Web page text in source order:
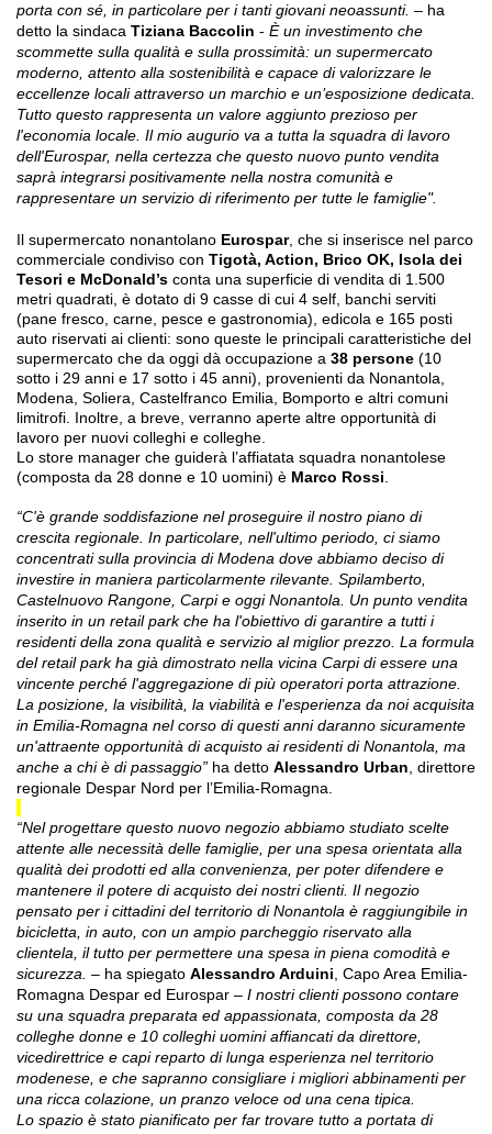
porta con sé, in particolare per i tanti giovani neoassunti. – ha
detto la sindaca Tiziana Baccolin - È un investimento che
scommette sulla qualità e sulla prossimità: un supermercato
moderno, attento alla sostenibilità e capace di valorizzare le
eccellenze locali attraverso un marchio e un’esposizione dedicata.
Tutto questo rappresenta un valore aggiunto prezioso per
l'economia locale. Il mio augurio va a tutta la squadra di lavoro
dell'Eurospar, nella certezza che questo nuovo punto vendita
saprà integrarsi positivamente nella nostra comunità e
rappresentare un servizio di riferimento per tutte le famiglie".
Il supermercato nonantolano Eurospar, che si inserisce nel parco
commerciale condiviso con Tigotà, Action, Brico OK, Isola dei
Tesori e McDonald’s conta una superficie di vendita di 1.500
metri quadrati, è dotato di 9 casse di cui 4 self, banchi serviti
(pane fresco, carne, pesce e gastronomia), edicola e 165 posti
auto riservati ai clienti: sono queste le principali caratteristiche del
supermercato che da oggi dà occupazione a 38 persone (10
sotto i 29 anni e 17 sotto i 45 anni), provenienti da Nonantola,
Modena, Soliera, Castelfranco Emilia, Bomporto e altri comuni
limitrofi. Inoltre, a breve, verranno aperte altre opportunità di
lavoro per nuovi colleghi e colleghe.
Lo store manager che guiderà l’affiatata squadra nonantolese
(composta da 28 donne e 10 uomini) è Marco Rossi.
“C'è grande soddisfazione nel proseguire il nostro piano di
crescita regionale. In particolare, nell'ultimo periodo, ci siamo
concentrati sulla provincia di Modena dove abbiamo deciso di
investire in maniera particolarmente rilevante. Spilamberto,
Castelnuovo Rangone, Carpi e oggi Nonantola. Un punto vendita
inserito in un retail park che ha l'obiettivo di garantire a tutti i
residenti della zona qualità e servizio al miglior prezzo. La formula
del retail park ha già dimostrato nella vicina Carpi di essere una
vincente perché l'aggregazione di più operatori porta attrazione.
La posizione, la visibilità, la viabilità e l'esperienza da noi acquisita
in Emilia-Romagna nel corso di questi anni daranno sicuramente
un'attraente opportunità di acquisto ai residenti di Nonantola, ma
anche a chi è di passaggio” ha detto Alessandro Urban, direttore
regionale Despar Nord per l’Emilia-Romagna.
“Nel progettare questo nuovo negozio abbiamo studiato scelte
attente alle necessità delle famiglie, per una spesa orientata alla
qualità dei prodotti ed alla convenienza, per poter difendere e
mantenere il potere di acquisto dei nostri clienti. Il negozio
pensato per i cittadini del territorio di Nonantola è raggiungibile in
bicicletta, in auto, con un ampio parcheggio riservato alla
clientela, il tutto per permettere una spesa in piena comodità e
sicurezza. – ha spiegato Alessandro Arduini, Capo Area Emilia-
Romagna Despar ed Eurospar – I nostri clienti possono contare
su una squadra preparata ed appassionata, composta da 28
colleghe donne e 10 colleghi uomini affiancati da direttore,
vicedirettrice e capi reparto di lunga esperienza nel territorio
modenese, e che sapranno consigliare i migliori abbinamenti per
una ricca colazione, un pranzo veloce od una cena tipica.
Lo spazio è stato pianificato per far trovare tutto a portata di